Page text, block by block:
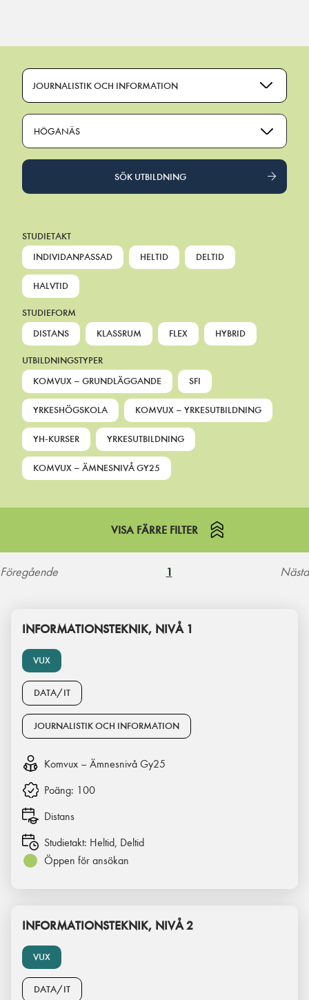
JOURNALISTIK OCH INFORMATION
HÖGANÄS
SÖK UTBILDNING
STUDIETAKT
INDIVIDANPASSAD
HELTID DELTID
HALVTID
STUDIEFORM
DISTANS
KLASSRUM FLEX HYBRID
UTBILDNINGSTYPER
KOMVUX – GRUNDLÄGGANDE
SFI
YRKESHÖGSKOLA KOMVUX – YRKESUTBILDNING
YH-KURSER YRKESUTBILDNING
KOMVUX – ÄMNESNIVÅ GY25
VISA FÄRRE FILTER
Föregående 1 Nästa
VUX
INFORMATIONSTEKNIK, NIVÅ 1
DATA/IT
JOURNALISTIK OCH INFORMATION
Komvux – Ämnesnivå Gy25
Poäng: 100
Distans
Studietakt: Heltid, Deltid
Öppen för ansökan
VUX
INFORMATIONSTEKNIK, NIVÅ 2
DATA/IT